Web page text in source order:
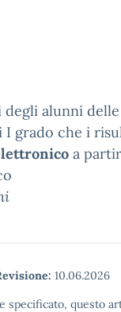
degli alunni
I grado che i
a
10.06.2026
specificato, questo